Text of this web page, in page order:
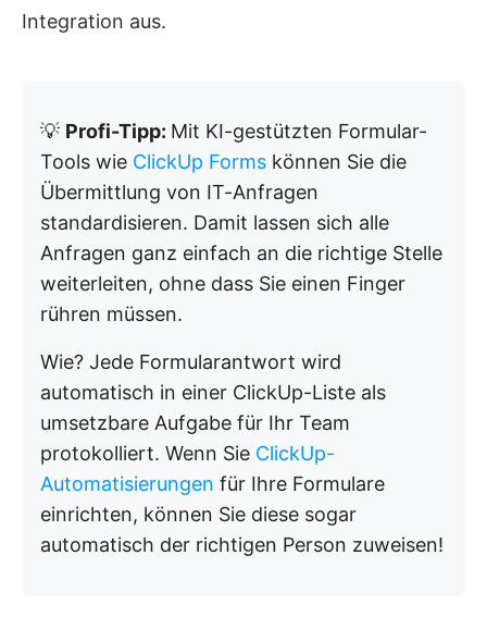
Integration aus.
💡 Profi-Tipp: Mit KI-gestützten Formular-
Tools wie ClickUp Forms können Sie die
Übermittlung von IT-Anfragen
standardisieren. Damit lassen sich alle
Anfragen ganz einfach an die richtige Stelle
weiterleiten, ohne dass Sie einen Finger
rühren müssen.
Wie? Jede Formularantwort wird
automatisch in einer ClickUp-Liste als
umsetzbare Aufgabe für Ihr Team
protokolliert. Wenn Sie ClickUp-
Automatisierungen für Ihre Formulare
einrichten, können Sie diese sogar
automatisch der richtigen Person zuweisen!